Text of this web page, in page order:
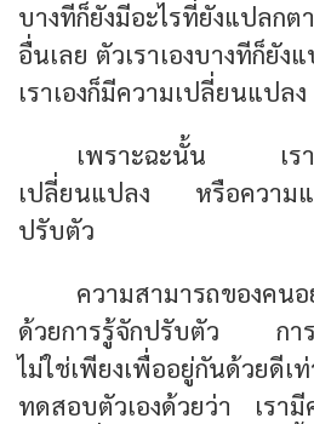
บางทีก็ยังมีอะไรที่ยังแปลก
อื่นเลย ตัวเราเองบางทีก็ยัง
เราเองก็มีความเปลี่ยนแปลง
เพราะฉะนั้น เราจ
เปลี่ยนแปลง หรือความแ
ปรับตัว
ความสามารถของค
ด้วยการรู้จักปรับตัว การ
ไม่ใช่เพียงเพื่ออยู่กันด้วย
ทดสอบตัวเองด้วยว่า เรา